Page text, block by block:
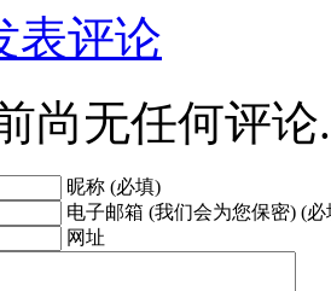
表评论
尚无任何评论.
昵称 (必填)
电子邮箱 (我们会为您保密) (必
网址